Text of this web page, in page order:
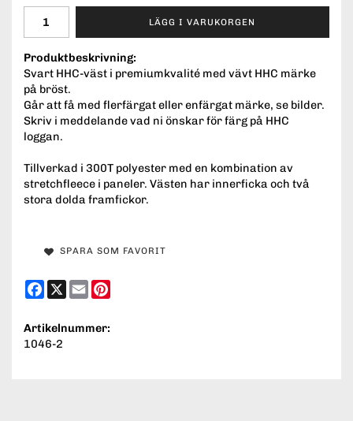
LÄGG I VARUKORGEN
Produktbeskrivning:
Svart HHC-väst i premiumkvalité med vävt HHC märke
på bröst.
Går att få med flerfärgat eller enfärgat märke, se bilder.
Skriv i meddelande vad ni önskar för färg på HHC
loggan.
Tillverkad i 300T polyester med en kombination av
stretchfleece i paneler. Västen har innerficka och två
stora dolda framfickor.
SPARA SOM FAVORIT
Facebook
X Email
Artikelnummer:
1046-2